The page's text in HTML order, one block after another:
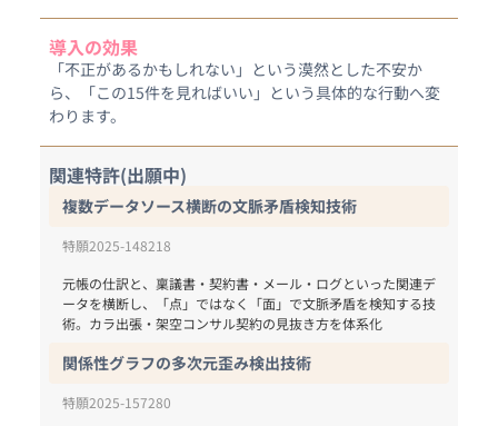
導入の効果
「不正があるかもしれない」という漠然とした不安か
ら、「この15件を見ればいい」という具体的な行動へ変
わります。
関連特許(出願中)
複数データソース横断の文脈矛盾検知技術
特願2025-148218
元帳の仕訳と、稟議書・契約書・メール・ログといった関連デ
ータを横断し、「点」ではなく「面」で文脈矛盾を検知する技
術。カラ出張・架空コンサル契約の見抜き方を体系化
関係性グラフの多次元歪み検出技術
特願2025-157280